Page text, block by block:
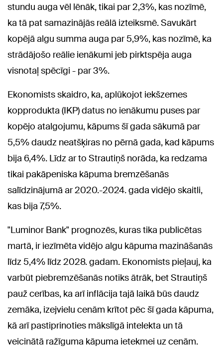
stundu auga vēl lēnāk, tikai par 2,3%, kas nozīmē,
ka tā pat samazinājās reālā izteiksmē. Savukārt
kopējā algu summa auga par 5,9%, kas nozīmē, ka
strādājošo reālie ienākumi jeb pirktspēja auga
visnotaļ spēcīgi - par 3%.
Ekonomists skaidro, ka, aplūkojot iekšzemes
kopprodukta (IKP) datus no ienākumu puses par
kopējo atalgojumu, kāpums šī gada sākumā par
5,5% daudz neatšķiras no pērnā gada, kad kāpums
bija 6,4%. Līdz ar to Strautiņš norāda, ka redzama
tikai pakāpeniska kāpuma bremzēšanās
salīdzinājumā ar 2020.-2024. gada vidējo skaitli,
kas bija 7,5%.
"Luminor Bank" prognozēs, kuras tika publicētas
martā, ir iezīmēta vidējo algu kāpuma mazināšanās
līdz 5,4% līdz 2028. gadam. Ekonomists pieļauj, ka
varbūt piebremzēšanās notiks ātrāk, bet Strautiņš
pauž cerības, ka arī inflācija tajā laikā būs daudz
zemāka, izejvielu cenām krītot pēc šī gada kāpuma,
kā arī pastiprinoties mākslīgā intelekta un tā
veicinātā ražīguma kāpuma ietekmei uz cenām.